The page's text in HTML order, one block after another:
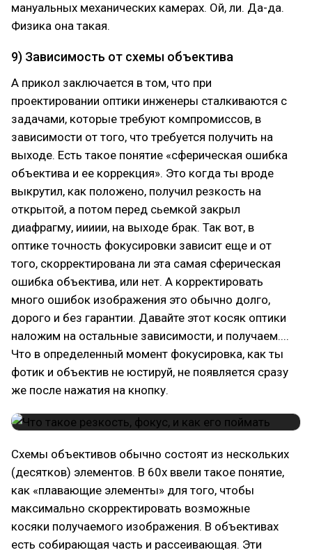
мануальных механических камерах. Ой, ли. Да-да.
Физика она такая.
9) Зависимость от схемы объектива
А прикол заключается в том, что при
проектировании оптики инженеры сталкиваются с
задачами, которые требуют компромиссов, в
зависимости от того, что требуется получить на
выходе. Есть такое понятие «сферическая ошибка
объектива и ее коррекция». Это когда ты вроде
выкрутил, как положено, получил резкость на
открытой, а потом перед сьемкой закрыл
диафрагму, иииии, на выходе брак. Так вот, в
оптике точность фокусировки зависит еще и от
того, скорректирована ли эта самая сферическая
ошибка объектива, или нет. А корректировать
много ошибок изображения это обычно долго,
дорого и без гарантии. Давайте этот косяк оптики
наложим на остальные зависимости, и получаем....
Что в определенный момент фокусировка, как ты
фотик и объектив не юстируй, не появляется сразу
же после нажатия на кнопку.
Схемы объективов обычно состоят из нескольких
(десятков) элементов. В 60х ввели такое понятие,
как «плавающие элементы» для того, чтобы
максимально скорректировать возможные
косяки получаемого изображения. В объективах
есть собирающая часть и рассеивающая. Эти